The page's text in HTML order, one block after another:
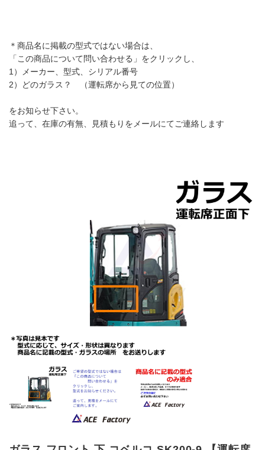
＊商品名に掲載の型式ではない場合は、
「この商品について問い合わせる」をクリックし、
1）メーカー、型式、シリアル番号
2）どのガラス？ （運転席から見ての位置）
をお知らせ下さい。
追って、在庫の有無、見積もりをメールにてご連絡します